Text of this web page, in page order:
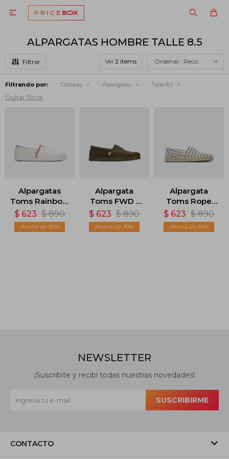

ALPARGATAS HOMBRE TALLE 8.5
Ver Recomendados
Filtrando por: Calzado Alpargatas Talle 8.5
Quitar filtros
Alpargatas
Toms Rainbow
- Blanco
$ 623 $ 890
30
Alpargata
Toms FWD -
Verde
$ 623 $ 890
30
Alpargata
Toms Rope
2.0 Espadrille -
Beige
$ 623 $ 890
30
CONTACTO
NEWSLETTER
¡Suscribite y recibí todas nuestras novedades!
SUSCRIBIRME